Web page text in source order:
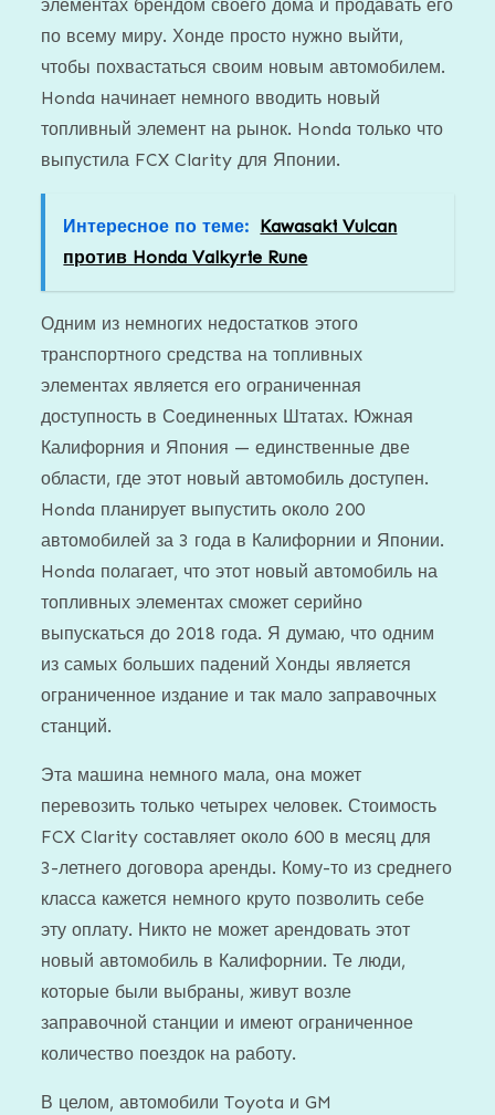
элементах брендом своего дома и продавать его
по всему миру. Хонде просто нужно выйти,
чтобы похвастаться своим новым автомобилем.
Honda начинает немного вводить новый
топливный элемент на рынок. Honda только что
выпустила FCX Clarity для Японии.
Интересное по теме: Kawasaki Vulcan
против Honda Valkyrie Rune
Одним из немногих недостатков этого
транспортного средства на топливных
элементах является его ограниченная
доступность в Соединенных Штатах. Южная
Калифорния и Япония — единственные две
области, где этот новый автомобиль доступен.
Honda планирует выпустить около 200
автомобилей за 3 года в Калифорнии и Японии.
Honda полагает, что этот новый автомобиль на
топливных элементах сможет серийно
выпускаться до 2018 года. Я думаю, что одним
из самых больших падений Хонды является
ограниченное издание и так мало заправочных
станций.
Эта машина немного мала, она может
перевозить только четырех человек. Стоимость
FCX Clarity составляет около 600 в месяц для
3-летнего договора аренды. Кому-то из среднего
класса кажется немного круто позволить себе
эту оплату. Никто не может арендовать этот
новый автомобиль в Калифорнии. Те люди,
которые были выбраны, живут возле
заправочной станции и имеют ограниченное
количество поездок на работу.
В целом, автомобили Toyota и GM